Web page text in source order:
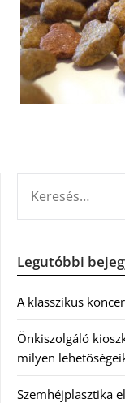
Legutóbbi
A klasszikus
Önkiszolgáló
milyen
Szemhéjplasztika